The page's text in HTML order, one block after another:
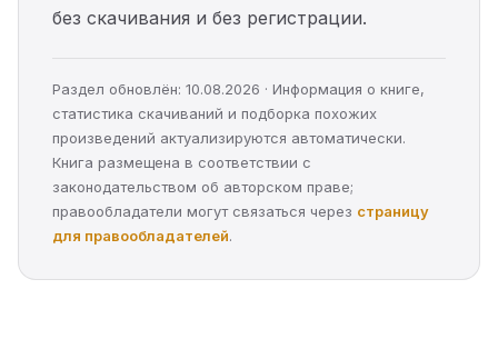
без скачивания и без регистрации.
Раздел обновлён: 10.08.2026 · Информация о книге,
статистика скачиваний и подборка похожих
произведений актуализируются автоматически.
Книга размещена в соответствии с
законодательством об авторском праве;
правообладатели могут связаться через страницу
для правообладателей.